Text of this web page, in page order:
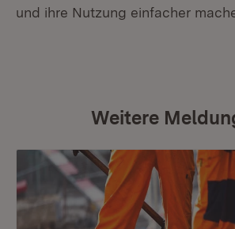
und ihre Nutzung einfacher
Weitere